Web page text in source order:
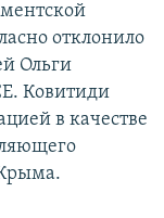
отклонило
Ольги
Ковитиди
в качестве